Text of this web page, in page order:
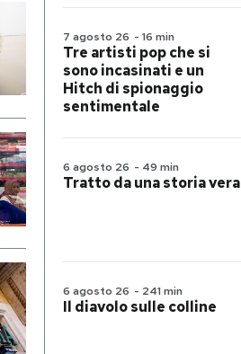
7 agosto 26 - 16 min
Tre artisti pop che si
sono incasinati e un
Hitch di spionaggio
sentimentale
6 agosto 26 - 49 min
Tratto da una storia vera
6 agosto 26 - 241 min
Il diavolo sulle colline